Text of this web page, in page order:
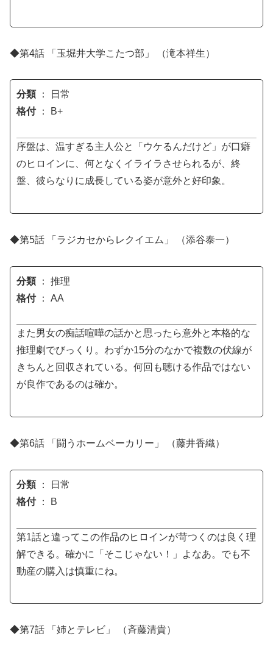
◆第4話 「玉堀井大学こたつ部」 （滝本祥生）
分類： 日常
格付： B+
序盤は、温すぎる主人公と「ウケるんだけど」が口癖
のヒロインに、何となくイライラさせられるが、終
盤、彼らなりに成長している姿が意外と好印象。
◆第5話 「ラジカセからレクイエム」 （添谷泰一）
分類： 推理
格付： AA
また男女の痴話喧嘩の話かと思ったら意外と本格的な
推理劇でびっくり。わずか15分のなかで複数の伏線が
きちんと回収されている。何回も聴ける作品ではない
が良作であるのは確か。
◆第6話 「闘うホームベーカリー」 （藤井香織）
分類： 日常
格付： B
第1話と違ってこの作品のヒロインが苛つくのは良く理
解できる。確かに「そこじゃない！」よなあ。でも不
動産の購入は慎重にね。
◆第7話 「姉とテレビ」 （斉藤清貴）